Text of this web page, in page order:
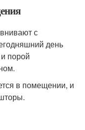
с
день
порой
в помещении, и